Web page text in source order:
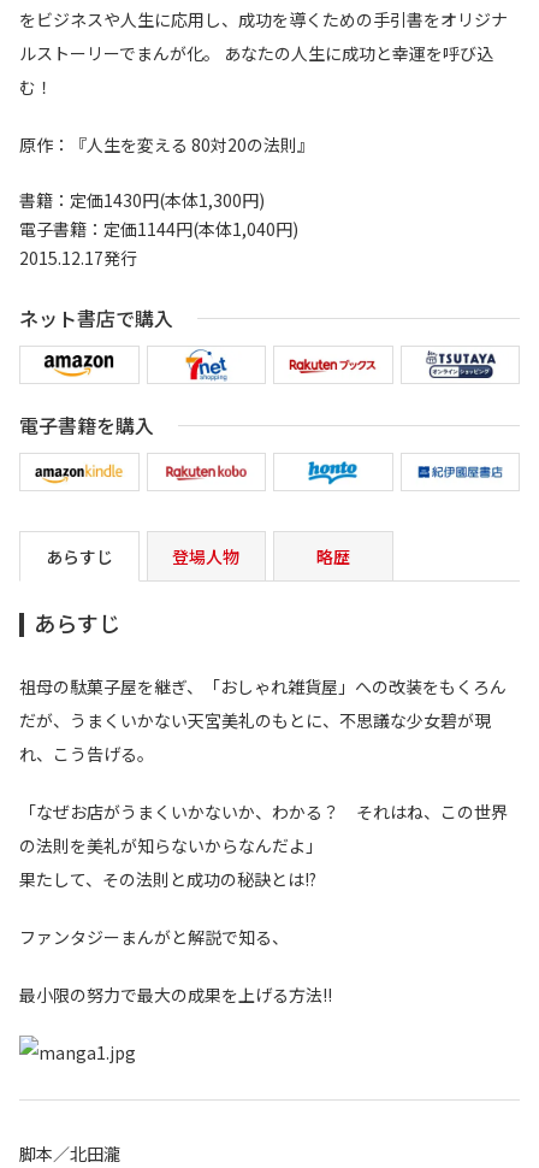
をビジネスや人生に応用し、成功を導くための手引書をオリジナ
ルストーリーでまんが化。 あなたの人生に成功と幸運を呼び込
む！
原作： 『人生を変える 80対20の法則』
書籍：定価1430円(本体1,300円)
電子書籍：定価1144円(本体1,040円)
2015.12.17発行
ネット書店で購入
電子書籍を購入
あらすじ 登場人物 略歴
あらすじ
祖母の駄菓子屋を継ぎ、「おしゃれ雑貨屋」への改装をもくろん
だが、うまくいかない天宮美礼のもとに、不思議な少女碧が現
れ、こう告げる。
「なぜお店がうまくいかないか、わかる？ それはね、この世界
の法則を美礼が知らないからなんだよ」
果たして、その法則と成功の秘訣とは!?
ファンタジーまんがと解説で知る、
最小限の努力で最大の成果を上げる方法!!
脚本／北田瀧